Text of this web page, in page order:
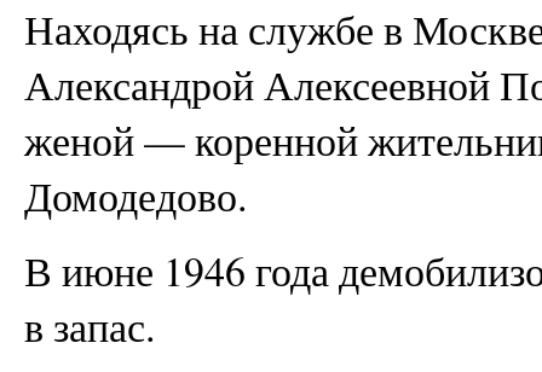
Находясь на службе в
Александрой Алексеевной
женой — коренной
Домодедово.
В июне 1946 года
в запас.